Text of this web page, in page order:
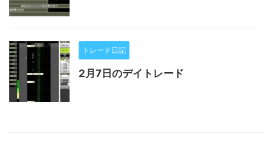
トレード日記
2月7日のデイトレード